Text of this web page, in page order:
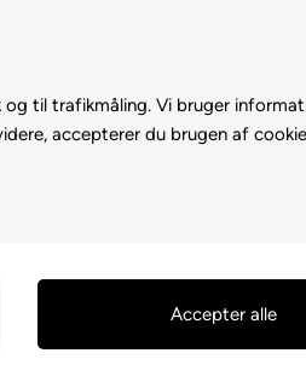
til trafikmåling. Vi bruger
accepterer du brugen af
produkter til dig